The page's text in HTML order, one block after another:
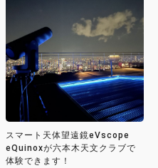
スマート天体望遠鏡eVscope
eQuinoxが六本木天文クラブで
体験できます！